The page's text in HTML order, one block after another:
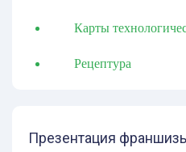
Карты
Рецептура
Презентация